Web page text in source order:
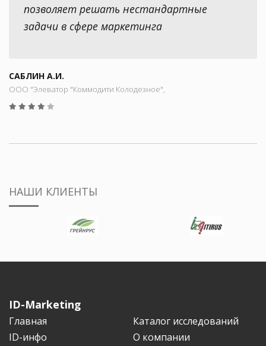
позволяет решать нестандартные
задачи в сфере маркетинга
САБЛИН А.И.
ООО "Элеватор "Коммодити Колодезное",
НАШИ КЛИЕНТЫ
ID-Marketing
Главная
Каталог исследований
ID-инфо
О компании